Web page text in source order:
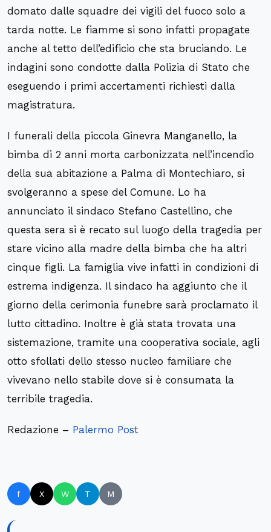
domato dalle squadre dei vigili del fuoco solo a
tarda notte. Le fiamme si sono infatti propagate
anche al tetto dell’edificio che sta bruciando. Le
indagini sono condotte dalla Polizia di Stato che
eseguendo i primi accertamenti richiesti dalla
magistratura.
I funerali della piccola Ginevra Manganello, la
bimba di 2 anni morta carbonizzata nell’incendio
della sua abitazione a Palma di Montechiaro, si
svolgeranno a spese del Comune. Lo ha
annunciato il sindaco Stefano Castellino, che
questa sera si è recato sul luogo della tragedia per
stare vicino alla madre della bimba che ha altri
cinque figli. La famiglia vive infatti in condizioni di
estrema indigenza. Il sindaco ha aggiunto che il
giorno della cerimonia funebre sarà proclamato il
lutto cittadino. Inoltre è già stata trovata una
sistemazione, tramite una cooperativa sociale, agli
otto sfollati dello stesso nucleo familiare che
vivevano nello stabile dove si è consumata la
terribile tragedia.
Redazione – Palermo Post
f X W T M